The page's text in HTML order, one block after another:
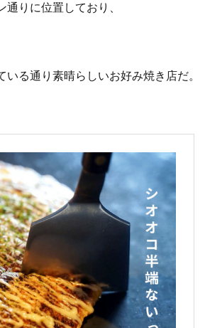
りに位置しており、
る通り素晴らしいお好み焼き店だ。